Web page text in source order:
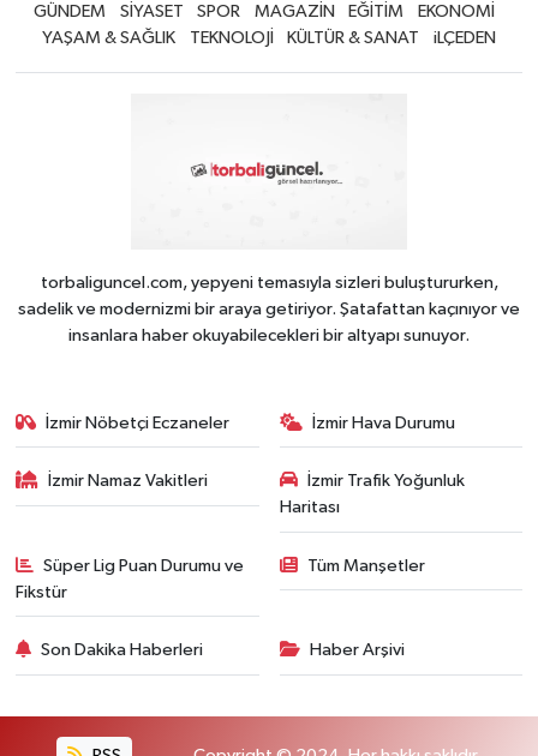
GÜNDEM SİYASET SPOR MAGAZİN EĞİTİM
EKONOMİ
YAŞAM & SAĞLIK
TEKNOLOJİ KÜLTÜR & SANAT iLÇEDEN
torbaliguncel.com, yepyeni temasıyla sizleri buluştururken,
sadelik ve modernizmi bir araya getiriyor. Şatafattan kaçınıyor ve
insanlara haber okuyabilecekleri bir altyapı sunuyor.
İzmir Nöbetçi Eczaneler İzmir Hava Durumu
İzmir Namaz Vakitleri
İzmir Trafik Yoğunluk
Haritası
Süper Lig Puan Durumu ve
Fikstür
Tüm Manşetler
Son Dakika Haberleri Haber Arşivi